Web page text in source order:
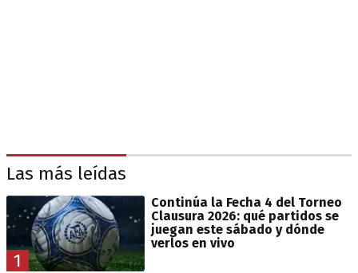
Las más leídas
1
Continúa la Fecha 4 del Torneo
Clausura 2026: qué partidos se
juegan este sábado y dónde
verlos en vivo